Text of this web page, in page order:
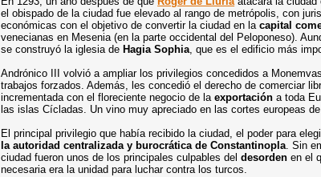
el obispado de la ciudad fue elevado al rango de metrópolis, con
económicas con el objetivo de convertir la ciudad en lacapital
venecianas en Mesenia (en la parte occidental del Peloponeso).
se construyó la iglesia de Hagia Sophia, que es el edificio más
Andrónico III volvió a ampliar los privilegios concedidos a
trabajos forzados. Además, les concedió el derecho de comerciar
incrementada con el floreciente negocio de laexportacióna toda
las islas Cícladas. Un vino muy apreciado en las cortes europeas
El principal privilegio que había recibido la ciudad, el poder para
la autoridad centralizada y burocrática de Constantinopla. Sin
ciudad fueron unos de los principales culpables deldesordenen el
necesaria era la unidad para luchar contra los turcos.